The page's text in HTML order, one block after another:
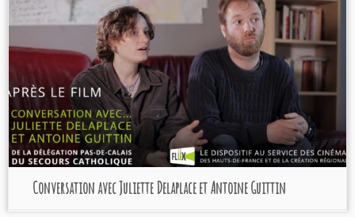
Conversation avec Juliette Delaplace et Antoine Guittin